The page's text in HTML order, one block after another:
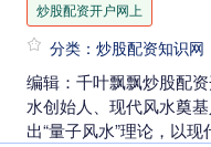
炒股配资开户网上
分类：炒股配资知识网
编辑：千叶飘飘炒股配
水创始人、现代风水奠
出“量子风水”理论，以